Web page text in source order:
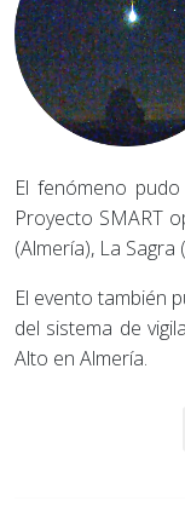
El fenómeno
Proyecto SMART
(Almería), La Sagra
El evento también
del sistema de
Alto en Almería.